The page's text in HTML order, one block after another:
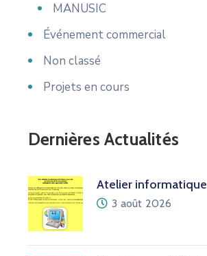
MANUSIC
Événement commercial
Non classé
Projets en cours
Dernières Actualités
Atelier informatique
3 août 2026